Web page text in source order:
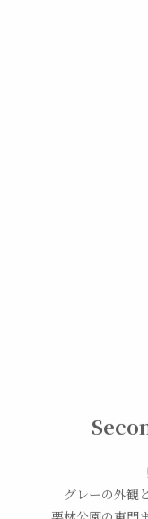
グレーの外観
栗林公園の東門